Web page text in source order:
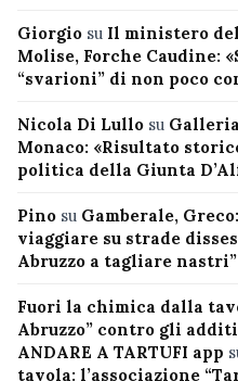
Giorgio su Il ministero
Molise, Forche Caudine:
“svarioni” di non poco
Nicola Di Lullo su
Monaco: «Risultato
politica della Giunta
Pino su Gamberale,
viaggiare su strade
Abruzzo a tagliare nastri”
Fuori la chimica dalla
Abruzzo” contro gli
ANDARE A TARTUFI app
tavola: l’associazione